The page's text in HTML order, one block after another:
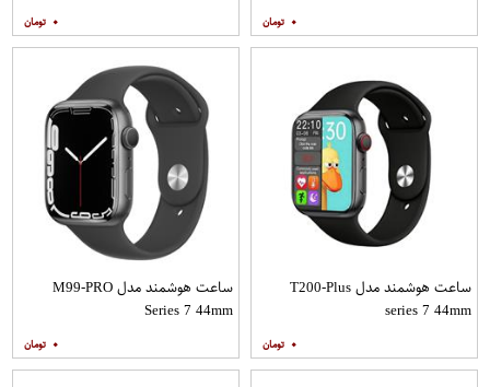
۰ ۰
ساعت هوشمند مدل T200-Plus
series 7 44mm
۰
ساعت هوشمند مدل M99-PRO
Series 7 44mm
۰